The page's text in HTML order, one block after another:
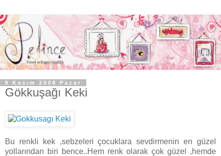
9 Kasım 2008 Pazar
Gökkuşağı Keki
Bu renkli kek ,sebzeleri çocuklara sevdirmenin en güzel
yollarından biri bence..Hem renk olarak çok güzel ,hemde